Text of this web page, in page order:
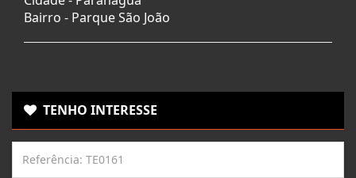
Bairro - Parque São João
TENHO INTERESSE